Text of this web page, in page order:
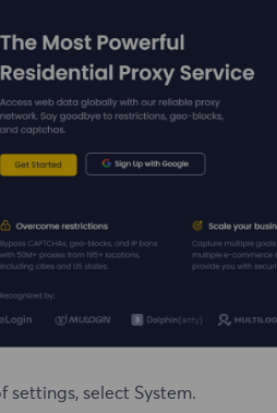
settings, select System.